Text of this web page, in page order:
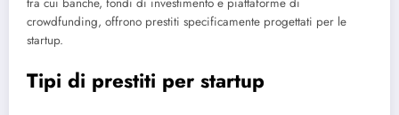
crowdfunding, offrono prestiti specificamente progettati per le
startup.
Tipi di prestiti per startup